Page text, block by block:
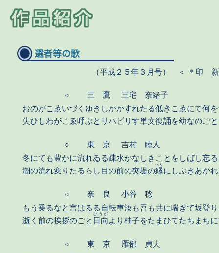
（平成２５年３月号） ＜ ＊印
○ 三 鷹
三宅 奈緒子
おのがこゑいづくゆきしかかすれたる低きこゑにて何
失ひしわがこゑ呼ぶとリハビリす単文復誦を幼なのご
○ 東 京
吉村 睦人
冬にても豊かに流れゐる疎水かなしきことをしばし忘
潮の流れ変りたるらし目の前の突堤の縁
へり
にしぶきあが
○ 奈 良
小谷 稔
もう乗るなと言はるる自転車汝も吾も共に喘ぎて坂登
逝く前の挨拶のごと 日向
ひうが
より柚子をたまひてたちまち
○ 東 京
雁部 貞夫